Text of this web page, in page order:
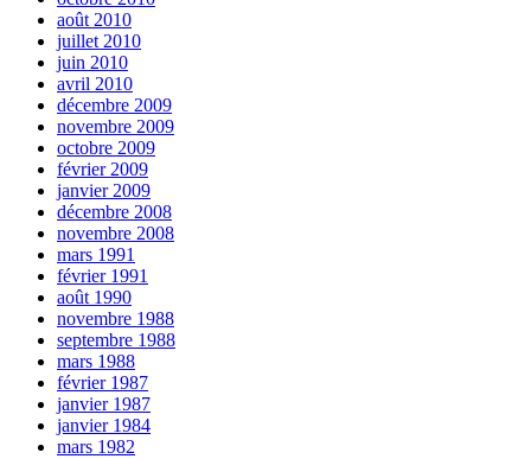
août 2010
juillet 2010
juin 2010
avril 2010
décembre 2009
novembre 2009
octobre 2009
février 2009
janvier 2009
décembre 2008
novembre 2008
mars 1991
février 1991
août 1990
novembre 1988
septembre 1988
mars 1988
février 1987
janvier 1987
janvier 1984
mars 1982